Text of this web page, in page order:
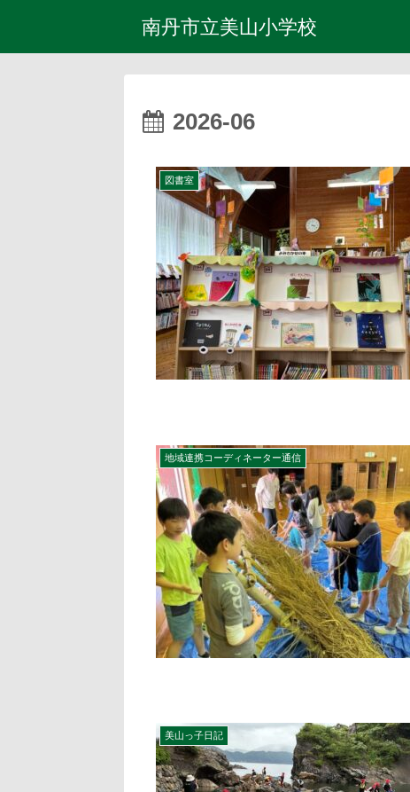
南丹市立美山小学校
2026-06
図書室
地域連携コーディネーター通信
美山っ子日記